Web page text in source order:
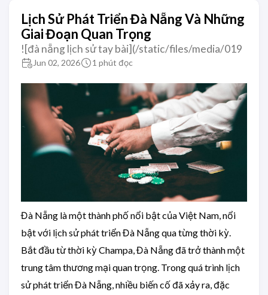
Lịch Sử Phát Triển Đà Nẵng Và Những
Giai Đoạn Quan Trọng
![đà nẵng lịch sử tay bài](/static/files/media/019
Jun 02, 2026 1 phút đọc
Đà Nẵng là một thành phố nổi bật của Việt Nam, nổi
bật với lịch sử phát triển Đà Nẵng qua từng thời kỳ.
Bắt đầu từ thời kỳ Champa, Đà Nẵng đã trở thành một
trung tâm thương mại quan trọng. Trong quá trình lịch
sử phát triển Đà Nẵng, nhiều biến cố đã xảy ra, đặc